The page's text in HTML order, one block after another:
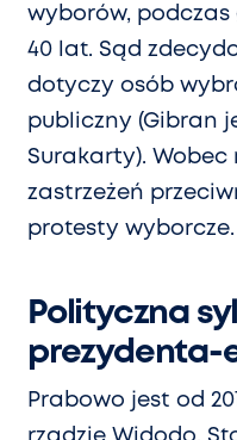
wyborów, podczas
40 lat. Sąd
dotyczy osób
publiczny (Gibran
Surakarty). Wobec
zastrzeżeń
protesty wyborcze.
Polityczna
prezydenta-
Prabowo jest od
rządzie Widodo.